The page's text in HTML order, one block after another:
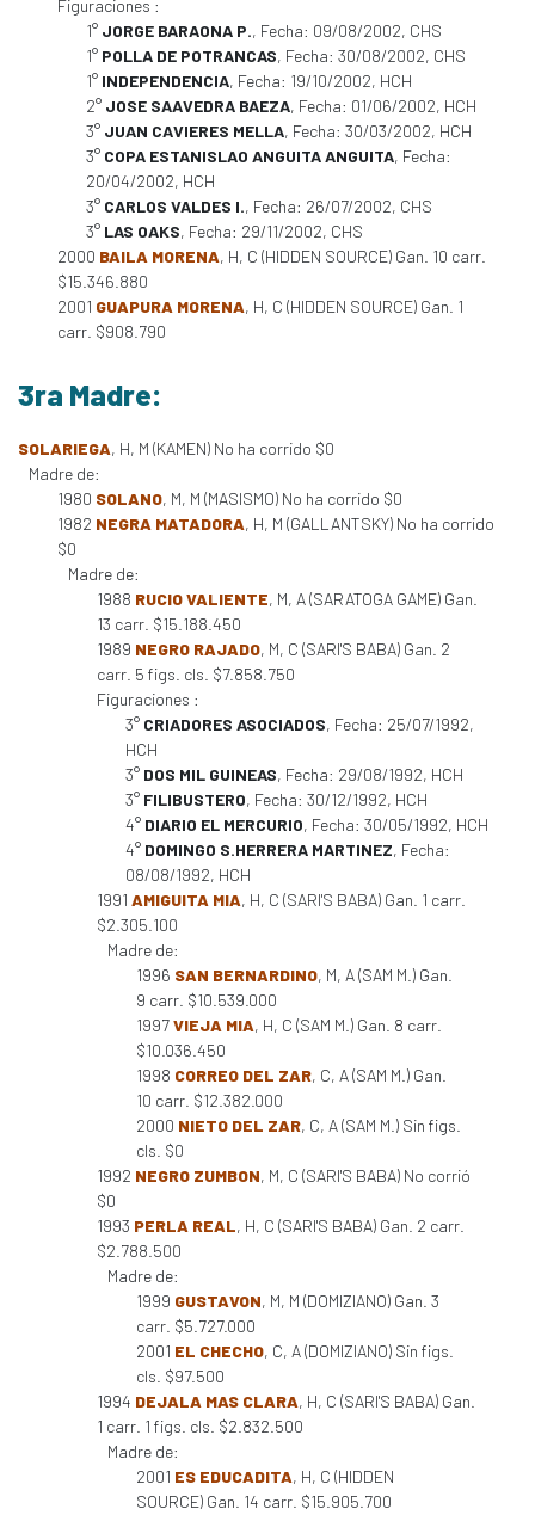
Figuraciones :
1° JORGE BARAONA P., Fecha: 09/08/2002, CHS
1° POLLA DE POTRANCAS, Fecha: 30/08/2002, CHS
1° INDEPENDENCIA, Fecha: 19/10/2002, HCH
2° JOSE SAAVEDRA BAEZA, Fecha: 01/06/2002, HCH
3° JUAN CAVIERES MELLA, Fecha: 30/03/2002, HCH
3° COPA ESTANISLAO ANGUITA ANGUITA, Fecha:
20/04/2002, HCH
3° CARLOS VALDES I., Fecha: 26/07/2002, CHS
3° LAS OAKS, Fecha: 29/11/2002, CHS
2000 BAILA MORENA, H, C (HIDDEN SOURCE) Gan. 10 carr.
$15.346.880
2001 GUAPURA MORENA, H, C (HIDDEN SOURCE) Gan. 1
carr. $908.790
3ra Madre:
SOLARIEGA, H, M (KAMEN) No ha corrido $0
Madre de:
1980 SOLANO, M, M (MASISMO) No ha corrido $0
1982 NEGRA MATADORA, H, M (GALLANTSKY) No ha corrido
$0
Madre de:
1988 RUCIO VALIENTE, M, A (SARATOGA GAME) Gan.
13 carr. $15.188.450
1989 NEGRO RAJADO, M, C (SARI'S BABA) Gan. 2
carr. 5 figs. cls. $7.858.750
Figuraciones :
3° CRIADORES ASOCIADOS, Fecha: 25/07/1992,
HCH
3° DOS MIL GUINEAS, Fecha: 29/08/1992, HCH
3° FILIBUSTERO, Fecha: 30/12/1992, HCH
4° DIARIO EL MERCURIO, Fecha: 30/05/1992, HCH
4° DOMINGO S.HERRERA MARTINEZ, Fecha:
08/08/1992, HCH
1991 AMIGUITA MIA, H, C (SARI'S BABA) Gan. 1 carr.
$2.305.100
Madre de:
1996 SAN BERNARDINO, M, A (SAM M.) Gan.
9 carr. $10.539.000
1997VIEJA MIA, H, C (SAM M.) Gan. 8 carr.
$10.036.450
1998 CORREO DEL ZAR, C, A (SAM M.) Gan.
10 carr. $12.382.000
2000 NIETO DEL ZAR, C, A (SAM M.) Sin figs.
cls. $0
1992 NEGRO ZUMBON, M, C (SARI'S BABA) No corrió
$0
1993 PERLA REAL, H, C (SARI'S BABA) Gan. 2 carr.
$2.788.500
Madre de:
1999 GUSTAVON, M, M (DOMIZIANO) Gan. 3
carr. $5.727.000
2001 EL CHECHO, C, A (DOMIZIANO) Sin figs.
cls. $97.500
1994 DEJALA MAS CLARA, H, C (SARI'S BABA) Gan.
1 carr. 1 figs. cls. $2.832.500
Madre de:
2001 ES EDUCADITA, H, C (HIDDEN
SOURCE) Gan. 14 carr. $15.905.700